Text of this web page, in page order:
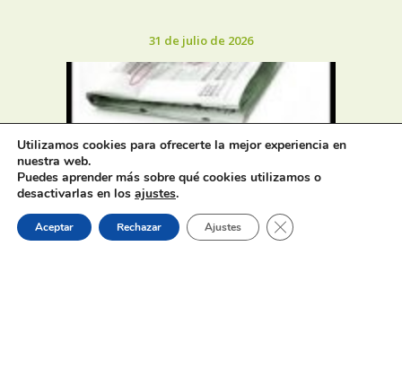
31 de julio de 2026
Oferta de Trabajo: SAD, SERVICIO
DE AYUDA A DOMICILIO
31 de julio de 2026
Utilizamos cookies para ofrecerte la mejor experiencia en
nuestra web.
Puedes aprender más sobre qué cookies utilizamos o
desactivarlas en los ajustes.
Aceptar Rechazar Ajustes Cerrar el banner de